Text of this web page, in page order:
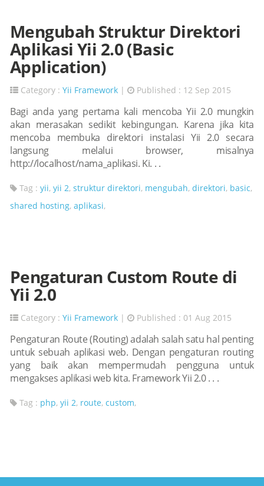
Mengubah Struktur Direktori
Aplikasi Yii 2.0 (Basic
Application)
Category : Yii Framework | Published : 12 Sep 2015
Bagi anda yang pertama kali mencoba Yii 2.0 mungkin
akan merasakan sedikit kebingungan. Karena jika kita
mencoba membuka direktori instalasi Yii 2.0 secara
langsung melalui browser, misalnya
http://localhost/nama_aplikasi. Ki. . .
Tag : yii, yii 2, struktur direktori, mengubah, direktori, basic,
shared hosting, aplikasi,
Pengaturan Custom Route di
Yii 2.0
Category : Yii Framework | Published : 01 Aug 2015
Pengaturan Route (Routing) adalah salah satu hal penting
untuk sebuah aplikasi web. Dengan pengaturan routing
yang baik akan mempermudah pengguna untuk
mengakses aplikasi web kita. Framework Yii 2.0 . . .
Tag : php, yii 2, route, custom,